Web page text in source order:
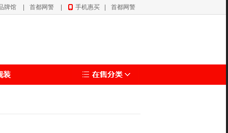
牌馆 首都网警 手机惠买 首都网警
装